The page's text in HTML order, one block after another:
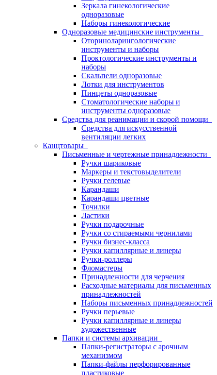
Зеркала гинекологические
одноразовые
Наборы гинекологические
Одноразовые медицинские инструменты
Оториноларингологические
инструменты и наборы
Проктологические инструменты и
наборы
Скальпели одноразовые
Лотки для инструментов
Пинцеты одноразовые
Стоматологические наборы и
инструменты одноразовые
Средства для реанимации и скорой помощи
Средства для искусственной
вентиляции легких
Канцтовары
Письменные и чертежные принадлежности
Ручки шариковые
Маркеры и текстовыделители
Ручки гелевые
Карандаши
Карандаши цветные
Точилки
Ластики
Ручки подарочные
Ручки со стираемыми чернилами
Ручки бизнес-класса
Ручки капиллярные и линеры
Ручки-роллеры
Фломастеры
Принадлежности для черчения
Расходные материалы для письменных
принадлежностей
Наборы письменных принадлежностей
Ручки перьевые
Ручки капиллярные и линеры
художественные
Папки и системы архивации
Папки-регистраторы с арочным
механизмом
Папки-файлы перфорированные
пластиковые